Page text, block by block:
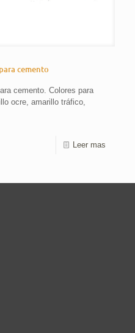
cemento
cemento. Colores para
ocre, amarillo tráfico,
Leer mas